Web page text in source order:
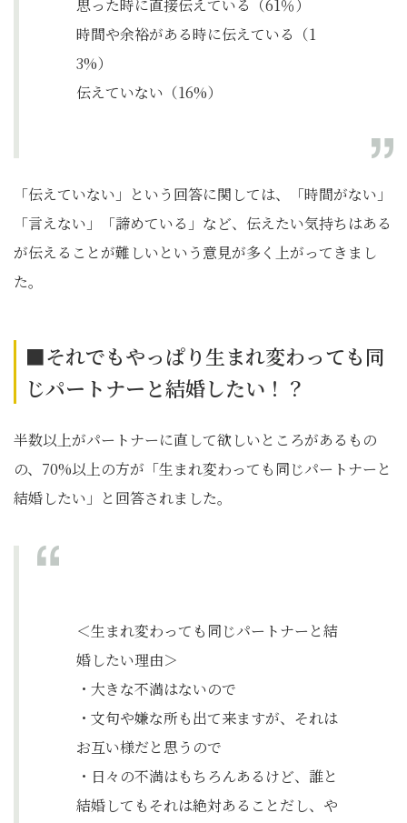
思った時に直接伝えている（61％）
時間や余裕がある時に伝えている（1
3%）
伝えていない（16%）
「伝えていない」という回答に関しては、「時間がない」
「言えない」「諦めている」など、伝えたい気持ちはある
が伝えることが難しいという意見が多く上がってきまし
た。
■それでもやっぱり生まれ変わっても同
じパートナーと結婚したい！？
半数以上がパートナーに直して欲しいところがあるもの
の、70%以上の方が「生まれ変わっても同じパートナーと
結婚したい」と回答されました。
＜生まれ変わっても同じパートナーと結
婚したい理由＞
・大きな不満はないので
・文句や嫌な所も出て来ますが、それは
お互い様だと思うので
・日々の不満はもちろんあるけど、誰と
結婚してもそれは絶対あることだし、や